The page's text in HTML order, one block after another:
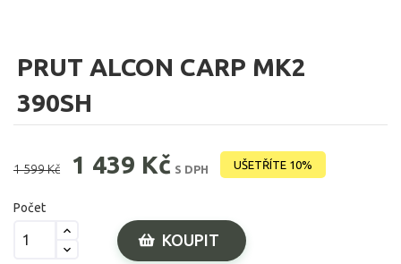
PRUT ALCON CARP MK2
390SH
1 599 Kč 1 439 Kč S DPH UŠETŘÍTE 10%
Počet
KOUPIT